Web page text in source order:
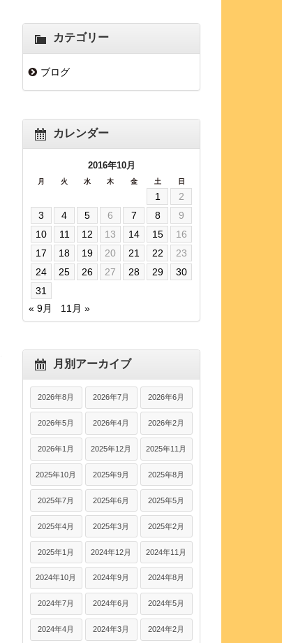
カテゴリー
ブログ
カレンダー
2016年10月
月 火 水 木 金 土 日
1
2
3
4 5 6 7 8
9
10
11 12 13 14 15
16
17
18 19 20 21 22
23
24
25 26 27 28 29
30
31
« 9月
11月 »
月別アーカイブ
2026年8月 2026年7月 2026年6月
2026年5月 2026年4月 2026年2月
2026年1月 2025年12月 2025年11月
2025年10月 2025年9月 2025年8月
2025年7月 2025年6月 2025年5月
2025年4月 2025年3月 2025年2月
2025年1月 2024年12月 2024年11月
2024年10月 2024年9月 2024年8月
2024年7月 2024年6月 2024年5月
2024年4月 2024年3月 2024年2月